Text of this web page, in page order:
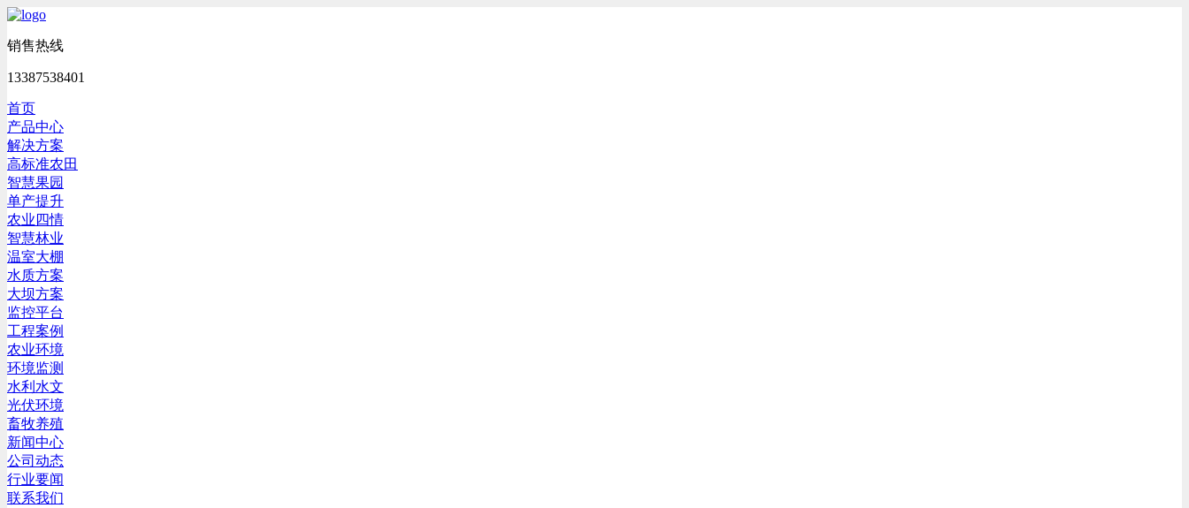
销售热线
13387538401
首页
产品中心
解决方案
高标准农田
智慧果园
单产提升
农业四情
智慧林业
温室大棚
水质方案
大坝方案
监控平台
工程案例
农业环境
环境监测
水利水文
光伏环境
畜牧养殖
新闻中心
公司动态
行业要闻
联系我们